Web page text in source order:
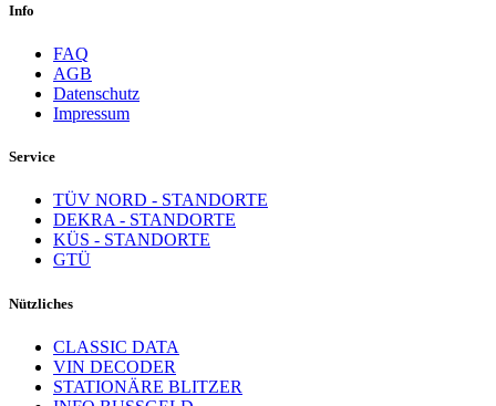
Info
FAQ
AGB
Datenschutz
Impressum
Service
TÜV NORD - STANDORTE
DEKRA - STANDORTE
KÜS - STANDORTE
GTÜ
Nützliches
CLASSIC DATA
VIN DECODER
STATIONÄRE BLITZER